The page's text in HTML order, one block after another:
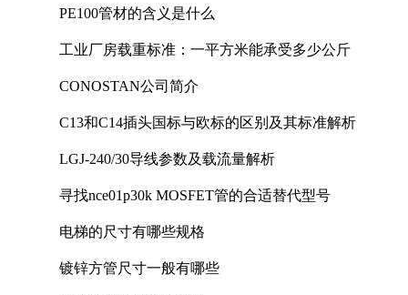
PE100管材的含义是什么
工业厂房载重标准：一平方米能承受多少公斤
CONOSTAN公司简介
C13和C14插头国标与欧标的区别及其标准解析
LGJ-240/30导线参数及载流量解析
寻找nce01p30k MOSFET管的合适替代型号
电梯的尺寸有哪些规格
镀锌方管尺寸一般有哪些